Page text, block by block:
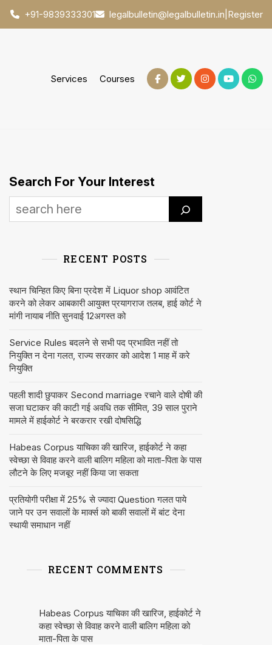
+91-9839333301 legalbulletin@legalbulletin.in Register
Services Courses
Search For Your Interest
RECENT POSTS
स्थान चिन्हित किए बिना प्रदेश में Liquor shop आवंटित
करने को लेकर आबकारी आयुक्त प्रयागराज तलब, हाई कोर्ट ने
मांगी नायाब नीति सुनवाई 12अगस्त को
Service Rules बदलने से सभी पद प्रभावित नहीं तो
नियुक्ति न देना गलत, राज्य सरकार को आदेश 1 माह में करे
नियुक्ति
पहली शादी छुपाकर Second marriage रचाने वाले दोषी की
सजा घटाकर की काटी गई अवधि तक सीमित, 39 साल पुराने
मामले में हाईकोर्ट ने बरकरार रखी दोषसिद्धि
Habeas Corpus याचिका की खारिज, हाईकोर्ट ने कहा
स्वेच्छा से विवाह करने वाली बालिग महिला को माता-पिता के पास
लौटने के लिए मजबूर नहीं किया जा सकता
प्रतियोगी परीक्षा में 25% से ज्यादा Question गलत पाये
जाने पर उन सवालों के मार्क्स को बाकी सवालों में बांट देना
स्थायी समाधान नहीं
RECENT COMMENTS
Habeas Corpus याचिका की खारिज, हाईकोर्ट ने
कहा स्वेच्छा से विवाह करने वाली बालिग महिला को
माता-पिता के पास